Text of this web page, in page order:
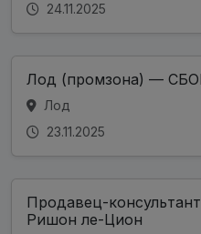
24.11.2025
Лод (промзона) —
Лод
23.11.2025
Продавец-
Ришон ле-Цион